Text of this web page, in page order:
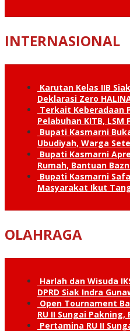
INTERNASIONAL
Karutan Kelas IIB
Deklarasi Zero
Terkait Keberadaan
Pelabuhan KITB,
Bupati Kasmarni
Ubudiyah, Warga
Bupati Kasmarni
Rumah, Bantuan
Bupati Kasmarni
Masyarakat Ikut
OLAHRAGA
Harlah dan Wisuda
DPRD Siak Indra
Open Tournament
RU II Sungai
Pertamina RU II